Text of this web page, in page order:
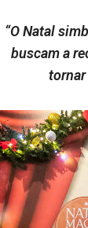
“O Natal
buscam a
tornar